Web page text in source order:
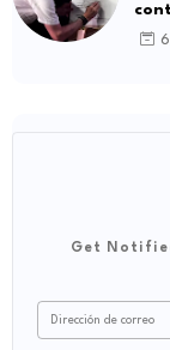
Get